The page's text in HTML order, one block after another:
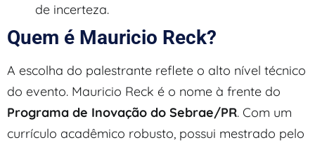
de incerteza.
Quem é Mauricio Reck?
A escolha do palestrante reflete o alto nível técnico
do evento. Mauricio Reck é o nome à frente do
Programa de Inovação do Sebrae/PR. Com um
currículo acadêmico robusto, possui mestrado pelo